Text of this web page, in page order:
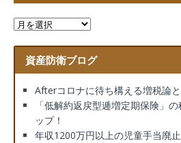
資産防衛ブログ
Afterコロナに待ち構える増税論
「低解約返戻型逓増定期保険」
ップ！
年収1200万円以上の児童手当廃